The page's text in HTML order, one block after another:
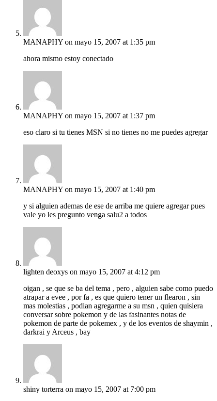
MANAPHY on mayo 15, 2007 at 1:35 pm
ahora mismo estoy conectado
MANAPHY on mayo 15, 2007 at 1:37 pm
eso claro si tu tienes MSN si no tienes no me puedes agregar
MANAPHY on mayo 15, 2007 at 1:40 pm
y si alguien ademas de ese de arriba me quiere agregar pues
vale yo les pregunto venga salu2 a todos
lighten deoxys on mayo 15, 2007 at 4:12 pm
oigan , se que se ba del tema , pero , alguien sabe como puedo
atrapar a evee , por fa , es que quiero tener un flearon , sin
mas molestias , podian agregarme a su msn , quien quisiera
conversar sobre pokemon y de las fasinantes notas de
pokemon de parte de pokemex , y de los eventos de shaymin ,
darkrai y Arceus , bay
shiny torterra on mayo 15, 2007 at 7:00 pm